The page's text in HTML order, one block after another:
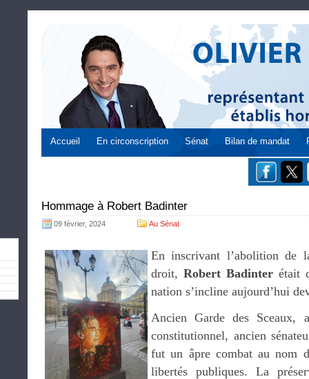
Accueil En circonscription Sénat Bilan de mandat
Hommage à Robert Badinter
09 février, 2024 Au Sénat
En inscrivant l’abolition de
droit, Robert Badinterétait
nation s’incline aujourd’hui
Ancien Garde des Sceaux,
constitutionnel, ancien
fut un âpre combat au nom
libertés publiques. La